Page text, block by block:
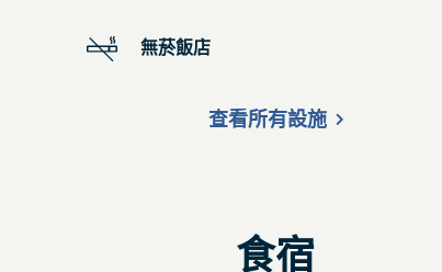
無菸飯店
查看所有設施
食宿